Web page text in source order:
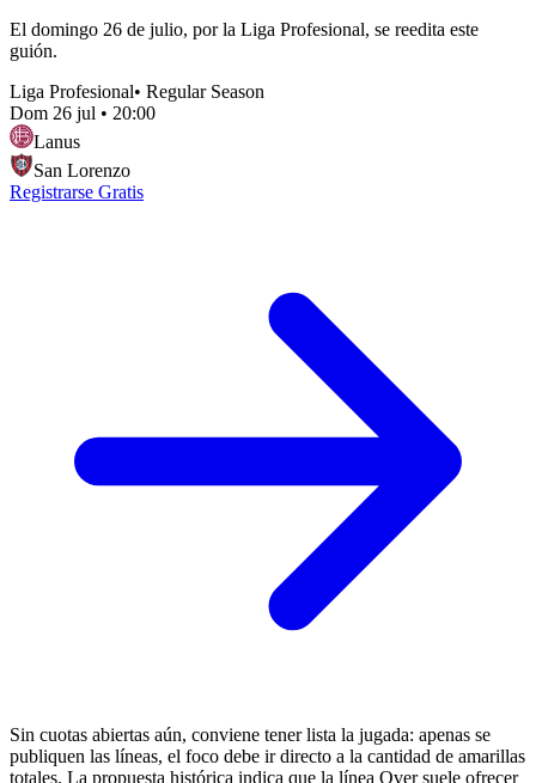
El domingo 26 de julio, por la Liga Profesional, se reedita este
guión.
Liga Profesional• Regular Season
Dom 26 jul • 20:00
Lanus
San Lorenzo
Registrarse Gratis
Sin cuotas abiertas aún, conviene tener lista la jugada: apenas se
publiquen las líneas, el foco debe ir directo a la cantidad de amarillas
totales. La propuesta histórica indica que la línea Over suele ofrecer